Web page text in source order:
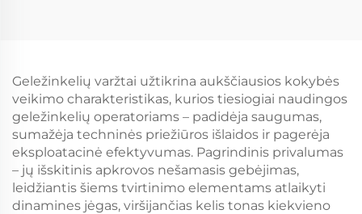
Geležinkelių varžtai užtikrina aukščiausios kokybės
veikimo charakteristikas, kurios tiesiogiai naudingos
geležinkelių operatoriams – padidėja saugumas,
sumažėja techninės priežiūros išlaidos ir pagerėja
eksploatacinė efektyvumas. Pagrindinis privalumas
– jų išskitinis apkrovos nešamasis gebėjimas,
leidžiantis šiems tvirtinimo elementams atlaikyti
dinamines jėgas, viršijančias kelis tonas kiekvieno